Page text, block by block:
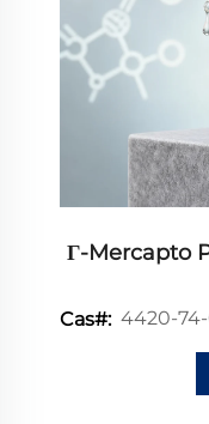
Γ-Mercapto
Cas#: 4420-